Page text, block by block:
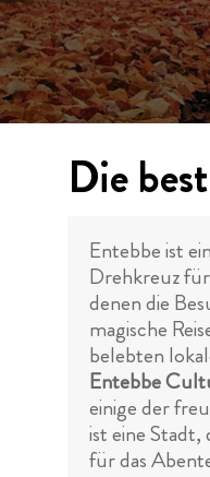
Die
Entebbe ist
Drehkreuz
denen die
magische
belebten
Entebbe
einige der
ist eine
für das